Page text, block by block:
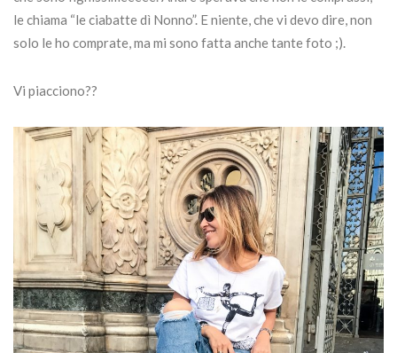
le chiama “le ciabatte dì Nonno”. E niente, che vi devo dire, non
solo le ho comprate, ma mi sono fatta anche tante foto ;).
Vi piacciono??